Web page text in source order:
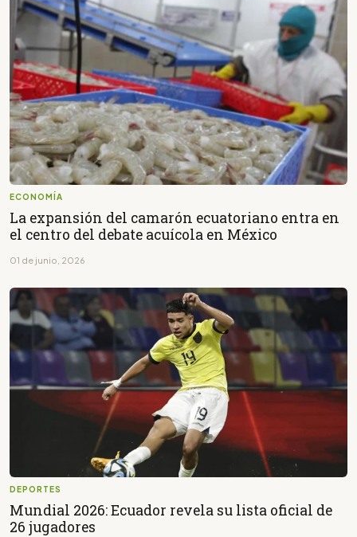
ECONOMÍA
La expansión del camarón ecuatoriano entra en
el centro del debate acuícola en México
01 de junio, 2026
DEPORTES
Mundial 2026: Ecuador revela su lista oficial de
26 jugadores